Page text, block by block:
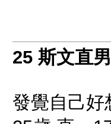
25 斯文直
發覺自己好